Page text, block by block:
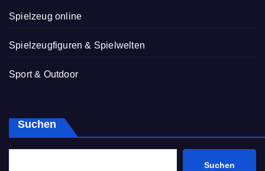
Spielzeug online
Spielzeugfiguren & Spielwelten
Sport & Outdoor
Suchen
Suchen